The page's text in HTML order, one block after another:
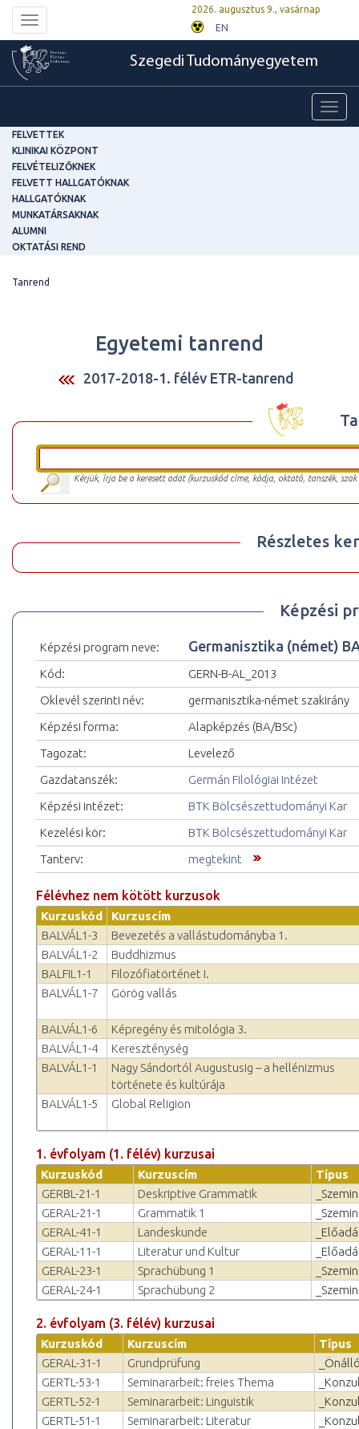
Toggle
navigation
2026. augusztus 9., vasárnap
EN
Szegedi Tudományegyetem
FELVETTEK
KLINIKAI KÖZPONT
FELVÉTELIZŐKNEK
FELVETT HALLGATÓKNAK
HALLGATÓKNAK
MUNKATÁRSAKNAK
ALUMNI
OKTATÁSI REND
Tanrend
Egyetemi tanrend
2017-2018-1. félév ETR-tanrend
Kérjük, írja be a keresett adat (kurzuskód címe, kódja, oktató, tanszék,
Részletes
Képzési
Képzési program neve: Germanisztika (német)
Kód:
GERN-B-AL_2013
Oklevél szerinti név:
germanisztika-német szakirány
Képzési forma:
Alapképzés (BA/BSc)
Tagozat:
Levelező
Gazdatanszék:
Germán Filológiai Intézet
Képzési intézet:
BTK Bölcsészettudományi Kar
Kezelési kör:
BTK Bölcsészettudományi Kar
Tanterv:
megtekint
Félévhez nem kötött kurzusok
Kurzuskód
Kurzuscím
BALVÁL1-3
Bevezetés a vallástudományba 1.
BALVÁL1-2
Buddhizmus
BALFIL1-1
Filozófiatörténet I.
BALVÁL1-7
Görög vallás
BALVÁL1-6
Képregény és mitológia 3.
BALVÁL1-4
Kereszténység
BALVÁL1-1
Nagy Sándortól Augustusig – a hellénizmus
története és kultúrája
BALVÁL1-5
Global Religion
1. évfolyam (1. félév) kurzusai
Kurzuskód Kurzuscím
Típus
GERBL-21-1
Deskriptive Grammatik
GERAL-21-1
Grammatik 1
GERAL-41-1
Landeskunde
GERAL-11-1
Literatur und Kultur
GERAL-23-1
Sprachübung 1
GERAL-24-1
Sprachübung 2
2. évfolyam (3. félév) kurzusai
Kurzuskód Kurzuscím
Típus
GERAL-31-1
Grundprüfung
GERTL-53-1
Seminararbeit: freies Thema
GERTL-52-1
Seminararbeit: Linguistik
GERTL-51-1
Seminararbeit: Literatur